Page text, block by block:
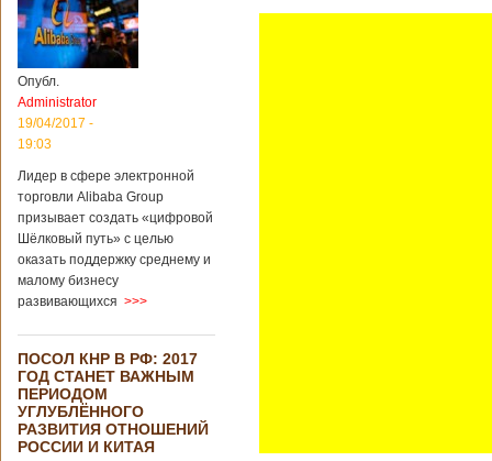
Опубл.
Administrator
19/04/2017 -
19:03
Лидер в сфере электронной
торговли Alibaba Group
призывает создать «цифровой
Шёлковый путь» с целью
оказать поддержку среднему и
малому бизнесу
развивающихся >>>
ПОСОЛ КНР В РФ: 2017
ГОД СТАНЕТ ВАЖНЫМ
ПЕРИОДОМ
УГЛУБЛЁННОГО
РАЗВИТИЯ ОТНОШЕНИЙ
РОССИИ И КИТАЯ